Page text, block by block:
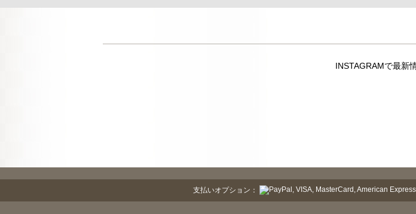
INSTAGRAMで最新
支払いオプション：